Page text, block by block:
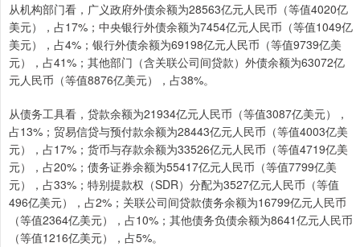
从机构部门看，广义政府外债余额为28563亿元人民币（等值4020亿
美元），占17%；中央银行外债余额为7454亿元人民币（等值1049亿
美元），占4%；银行外债余额为69198亿元人民币（等值9739亿美
元），占41%；其他部门（含关联公司间贷款）外债余额为63072亿
元人民币（等值8876亿美元），占38%。
从债务工具看，贷款余额为21934亿元人民币（等值3087亿美元），
占13%；贸易信贷与预付款余额为28443亿元人民币（等值4003亿美
元），占17%；货币与存款余额为33526亿元人民币（等值4719亿美
元），占20%；债务证券余额为55417亿元人民币（等值7799亿美
元），占33%；特别提款权（SDR）分配为3527亿元人民币（等值
496亿美元），占2%；关联公司间贷款债务余额为16799亿元人民币
（等值2364亿美元），占10%；其他债务负债余额为8641亿元人民币
（等值1216亿美元），占5%。